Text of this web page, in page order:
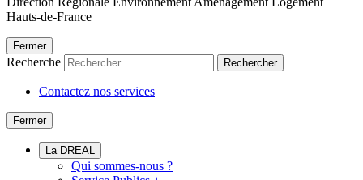
Hauts-de-France
Fermer
Recherche Rechercher
Contactez nos services
Fermer
La DREAL
Qui sommes-nous ?